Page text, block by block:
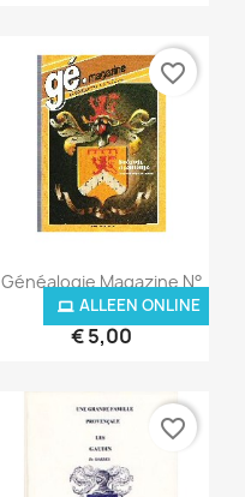
Snel bekijken
Généalogie Magazine N°
007...
€ 5,00
ALLEEN ONLINE
favorite_border
favorite_border